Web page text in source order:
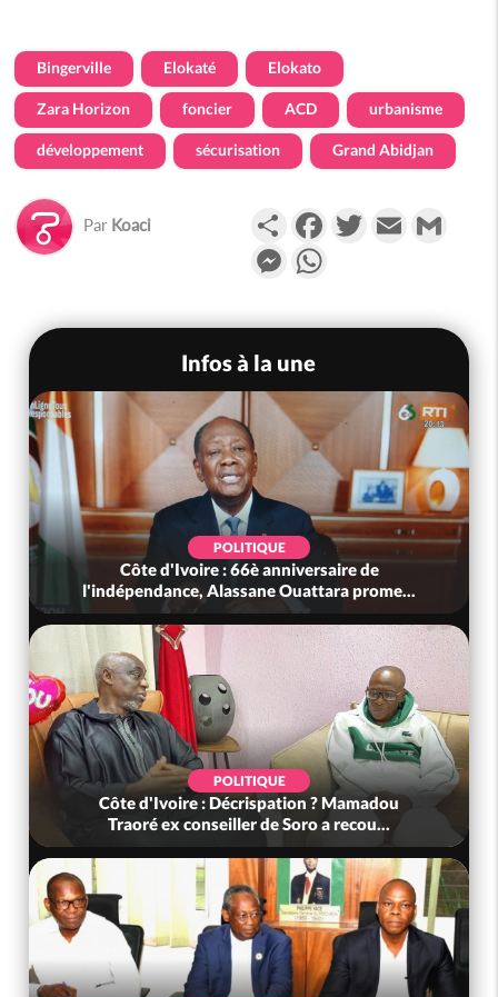
Bingerville Elokaté Elokato
Zara Horizon foncier ACD urbanisme
développement sécurisation Grand Abidjan
Par Koaci PartagerFacebookTwitterEmail
Messenger
Infos à la une
POLITIQUE
Côte d'Ivoire : 66è anniversaire de
l'indépendance, Alassane Ouattara prome...
POLITIQUE
Côte d'Ivoire : Décrispation ? Mamadou
Traoré ex conseiller de Soro a recou...